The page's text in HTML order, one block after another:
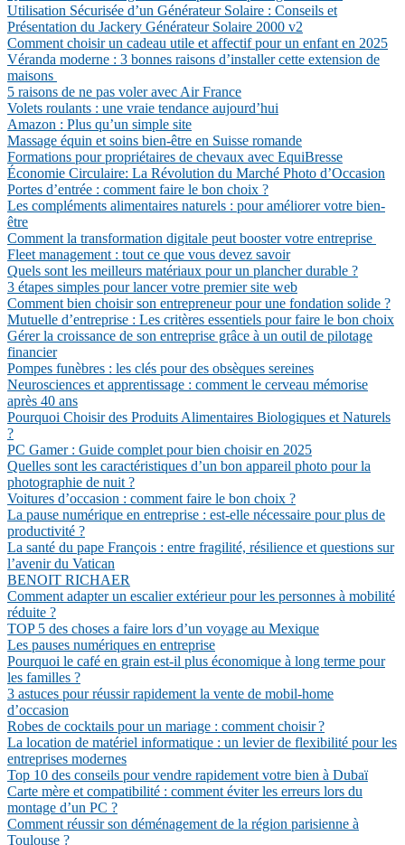
Utilisation Sécurisée d’un Générateur Solaire : Conseils et
Présentation du Jackery Générateur Solaire 2000 v2
Comment choisir un cadeau utile et affectif pour un enfant en 2025
Véranda moderne : 3 bonnes raisons d’installer cette extension de
maisons
5 raisons de ne pas voler avec Air France
Volets roulants : une vraie tendance aujourd’hui
Amazon : Plus qu’un simple site
Massage équin et soins bien-être en Suisse romande
Formations pour propriétaires de chevaux avec EquiBresse
Économie Circulaire: La Révolution du Marché Photo d’Occasion
Portes d’entrée : comment faire le bon choix ?
Les compléments alimentaires naturels : pour améliorer votre bien-
être
Comment la transformation digitale peut booster votre entreprise
Fleet management : tout ce que vous devez savoir
Quels sont les meilleurs matériaux pour un plancher durable ?
3 étapes simples pour lancer votre premier site web
Comment bien choisir son entrepreneur pour une fondation solide ?
Mutuelle d’entreprise : Les critères essentiels pour faire le bon choix
Gérer la croissance de son entreprise grâce à un outil de pilotage
financier
Pompes funèbres : les clés pour des obsèques sereines
Neurosciences et apprentissage : comment le cerveau mémorise
après 40 ans
Pourquoi Choisir des Produits Alimentaires Biologiques et Naturels
?
PC Gamer : Guide complet pour bien choisir en 2025
Quelles sont les caractéristiques d’un bon appareil photo pour la
photographie de nuit ?
Voitures d’occasion : comment faire le bon choix ?
La pause numérique en entreprise : est-elle nécessaire pour plus de
productivité ?
La santé du pape François : entre fragilité, résilience et questions sur
l’avenir du Vatican
BENOIT RICHAER
Comment adapter un escalier extérieur pour les personnes à mobilité
réduite ?
TOP 5 des choses a faire lors d’un voyage au Mexique
Les pauses numériques en entreprise
Pourquoi le café en grain est-il plus économique à long terme pour
les familles ?
3 astuces pour réussir rapidement la vente de mobil-home
d’occasion
Robes de cocktails pour un mariage : comment choisir ?
La location de matériel informatique : un levier de flexibilité pour les
entreprises modernes
Top 10 des conseils pour vendre rapidement votre bien à Dubaï
Carte mère et compatibilité : comment éviter les erreurs lors du
montage d’un PC ?
Comment réussir son déménagement de la région parisienne à
Toulouse ?